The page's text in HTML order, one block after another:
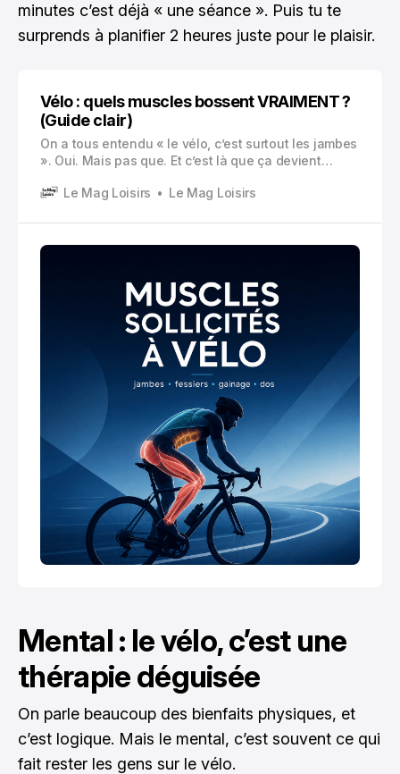
minutes c’est déjà « une séance ». Puis tu te
surprends à planifier 2 heures juste pour le plaisir.
Vélo : quels muscles bossent VRAIMENT ?
(Guide clair)
On a tous entendu « le vélo, c’est surtout les jambes
». Oui. Mais pas que. Et c’est là que ça devient
de selle, le type de vélo, même la façon dont tu tires
ton corps de la même manière.
Le Mag Loisirs Le Mag Loisirs
Mental : le vélo, c’est une
thérapie déguisée
On parle beaucoup des bienfaits physiques, et
c’est logique. Mais le mental, c’est souvent ce qui
fait rester les gens sur le vélo.